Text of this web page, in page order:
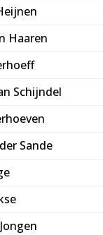
Haaren
Schijndel
Sande